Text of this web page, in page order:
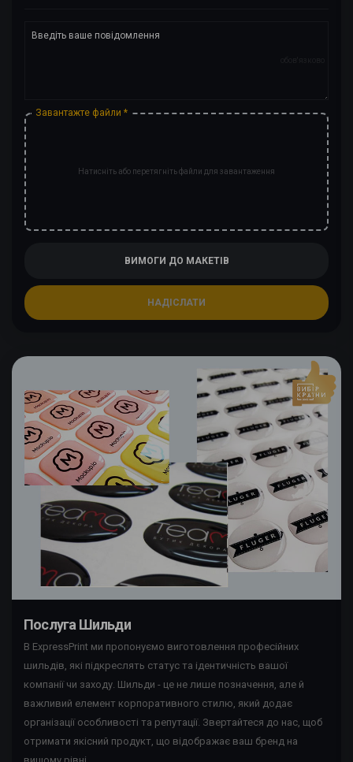
Завантажте файли *
Натисніть або перетягніть файли для завантаження
ВИМОГИ ДО МАКЕТІВ
НАДІСЛАТИ
Послуга Шильди
В ExpressPrint ми пропонуємо виготовлення професійних
шильдів, які підкреслять статус та ідентичність вашої
компанії чи заходу. Шильди - це не лише позначення, але й
важливий елемент корпоративного стилю, який додає
організації особливості та репутації. Звертайтеся до нас, щоб
отримати якісний продукт, що відображає ваш бренд на